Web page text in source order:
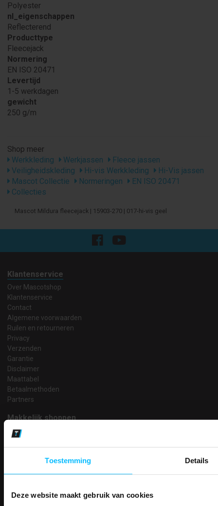
Toestemming Details
Deze website maakt gebruik van cookies
Polyester
nl_eigenschappen
Reflecterend
Producttype
Fleecejack
Normering
EN ISO 20471
Levertijd
1-5 werkdagen
gewicht
250 g/m
Shop meer
Werkkleding
Werkjassen
Fleece jassen
Veiligheidskleding
Hi-vis Werkkleding
Hi-Vis jassen
Mascot Collectie
Normeringen
EN ISO 20471
Collecties
Mascot Mildura fleecejack | 15903-270 | 017-hi-vis geel
Klantenservice
Over Mascotshop
Klantenservice
Contact
Algemene voorwaarden
Ruilen en retourneren
Privacy
Verzenden
Garantie
Disclaimer
Maattabel
Betaalmethoden
Partners
Makkelijk shoppen
Gratis verzending in Nederland vanaf € 150,- excl. BTW
Bedruk- en borduurservice
Betaalwijze